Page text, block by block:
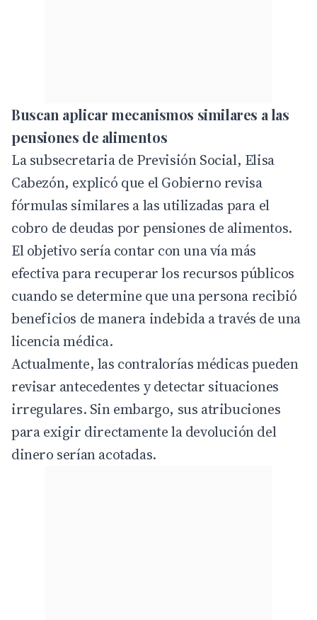
Buscan aplicar mecanismos similares a las
pensiones de alimentos
La subsecretaria de Previsión Social, Elisa
Cabezón, explicó que el Gobierno revisa
fórmulas similares a las utilizadas para el
cobro de deudas por pensiones de alimentos.
El objetivo sería contar con una vía más
efectiva para recuperar los recursos públicos
cuando se determine que una persona recibió
beneficios de manera indebida a través de una
licencia médica.
Actualmente, las contralorías médicas pueden
revisar antecedentes y detectar situaciones
irregulares. Sin embargo, sus atribuciones
para exigir directamente la devolución del
dinero serían acotadas.